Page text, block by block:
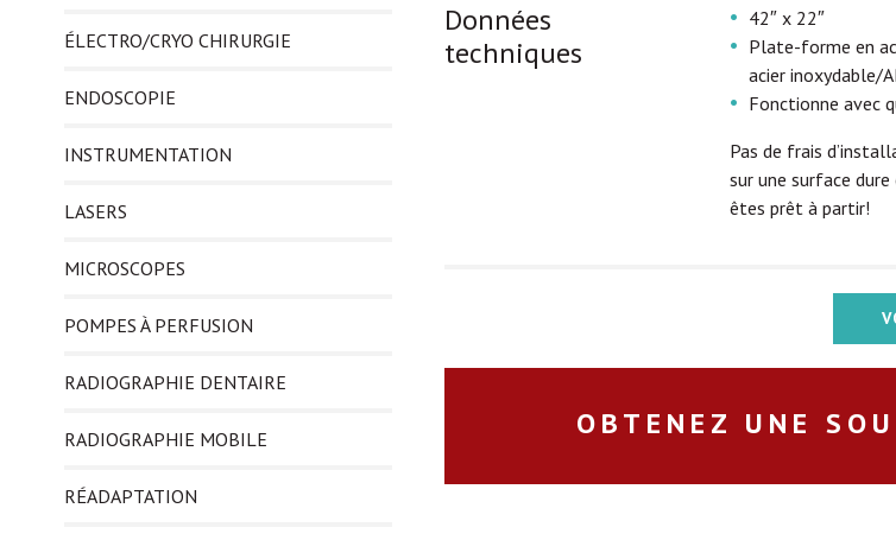
ÉLECTRO/CRYO CHIRURGIE
ENDOSCOPIE
INSTRUMENTATION
LASERS
MICROSCOPES
POMPES À PERFUSION
RADIOGRAPHIE DENTAIRE
RADIOGRAPHIE MOBILE
RÉADAPTATION
Données
techniques
42″ x 22″
Plate-forme en
acier inoxydable/
Fonctionne avec
Pas de frais
sur une surface
êtes prêt à partir!
OBTENEZ UNE